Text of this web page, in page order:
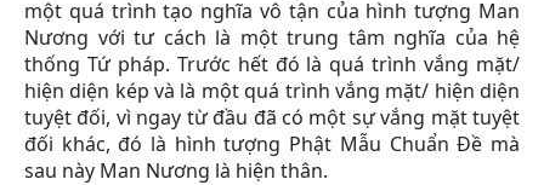
một quá trình tạo nghĩa vô tận của hình tượng Man
Nương với tư cách là một trung tâm nghĩa của hệ
thống Tứ pháp. Trước hết đó là quá trình vắng mặt/
hiện diện kép và là một quá trình vắng mặt/ hiện diện
tuyệt đối, vì ngay từ đầu đã có một sự vắng mặt tuyệt
đối khác, đó là hình tượng Phật Mẫu Chuẩn Đề mà
sau này Man Nương là hiện thân.